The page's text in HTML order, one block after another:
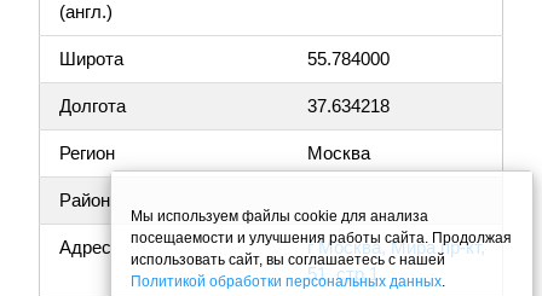
(англ.)
Широта 55.784000
Долгота 37.634218
Регион Москва
Район
Адрес
г Москва, Мира пр-кт,
51, стр.1
Мы используем файлы cookie для анализа
посещаемости и улучшения работы сайта. Продолжая
использовать сайт, вы соглашаетесь с нашей
Политикой обработки персональных данных.